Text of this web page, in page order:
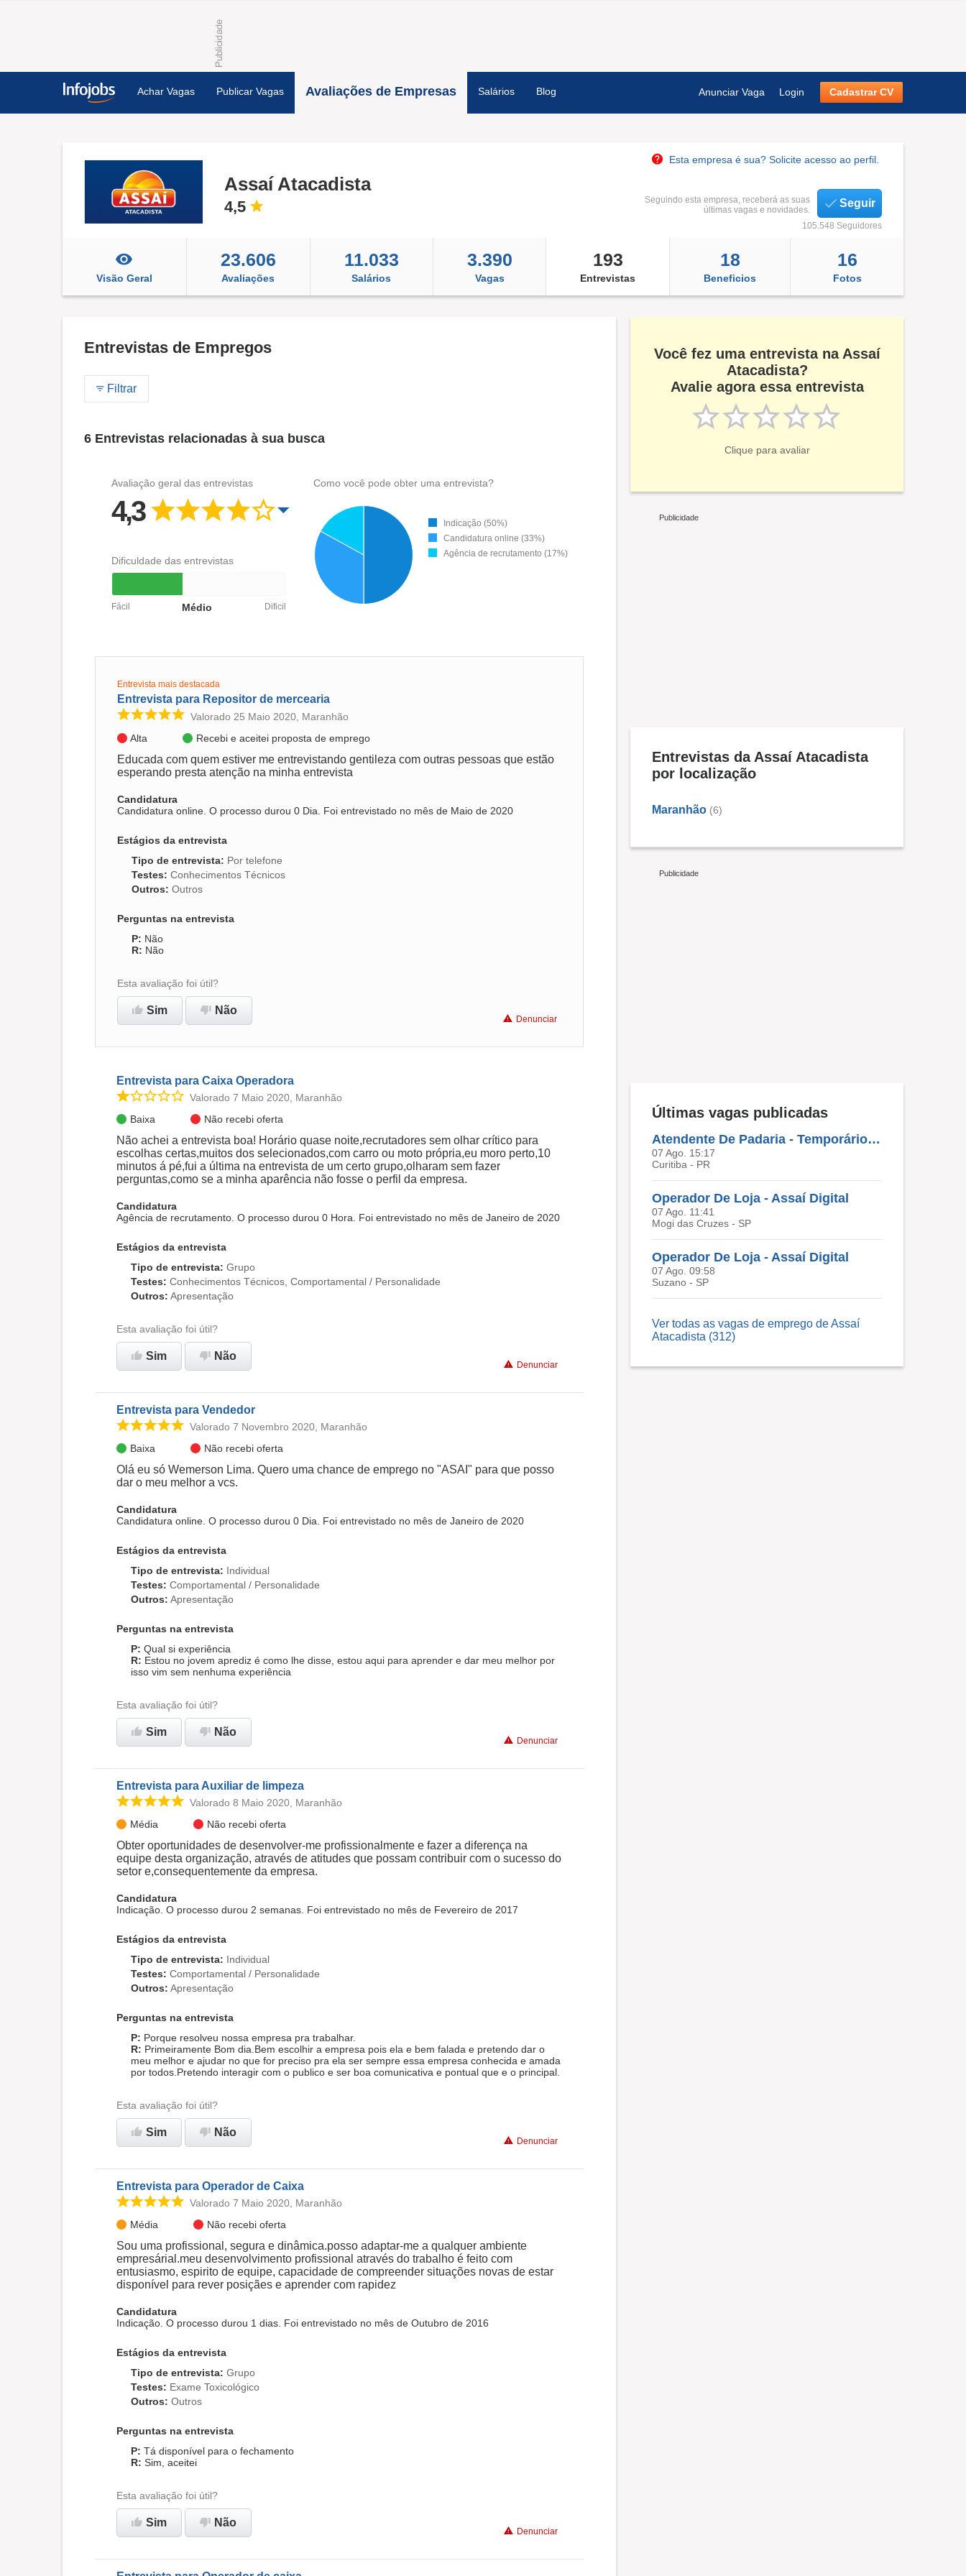
Achar Vagas Publicar Vagas Avaliações de Empresas Salários Blog Anunciar Vaga Login Cadastrar CV
Esta empresa é sua? Solicite acesso ao perfil.
Assaí Atacadista
4,5
Seguindo esta empresa, receberá as suas
últimas vagas e novidades.
Seguir
105.548 Seguidores
Visão Geral
23.606
Avaliações
11.033
Salários
3.390
Vagas
193
Entrevistas
18
Beneficios
16
Fotos
Entrevistas de Empregos
Filtrar
6 Entrevistas relacionadas à sua busca
Avaliação geral das entrevistas
4,3
Dificuldade das entrevistas
Fácil Médio Dificil
Como você pode obter uma entrevista?
Indicação (50%)
Candidatura online (33%)
Agência de recrutamento (17%)
Entrevista mais destacada
Entrevista para Repositor de mercearia
Valorado 25 Maio 2020, Maranhão
Alta
Recebi e aceitei proposta de emprego
Educada com quem estiver me entrevistando gentileza com outras pessoas que estão
esperando presta atenção na minha entrevista
Candidatura
Candidatura online. O processo durou 0 Dia. Foi entrevistado no mês de Maio de 2020
Estágios da entrevista
Tipo de entrevista: Por telefone
Testes: Conhecimentos Técnicos
Outros: Outros
Perguntas na entrevista
Não
Não
Esta avaliação foi útil?
Sim Não
Denunciar
Entrevista para Caixa Operadora
Valorado 7 Maio 2020, Maranhão
Baixa
Não recebi oferta
Não achei a entrevista boa! Horário quase noite,recrutadores sem olhar crítico para
escolhas certas,muitos dos selecionados,com carro ou moto própria,eu moro perto,10
minutos á pé,fui a última na entrevista de um certo grupo,olharam sem fazer
perguntas,como se a minha aparência não fosse o perfil da empresa.
Candidatura
Agência de recrutamento. O processo durou 0 Hora. Foi entrevistado no mês de Janeiro de 2020
Estágios da entrevista
Tipo de entrevista: Grupo
Testes: Conhecimentos Técnicos, Comportamental / Personalidade
Outros: Apresentação
Esta avaliação foi útil?
Sim Não
Denunciar
Entrevista para Vendedor
Valorado 7 Novembro 2020, Maranhão
Baixa
Não recebi oferta
Olá eu só Wemerson Lima. Quero uma chance de emprego no "ASAI" para que posso
dar o meu melhor a vcs.
Candidatura
Candidatura online. O processo durou 0 Dia. Foi entrevistado no mês de Janeiro de 2020
Estágios da entrevista
Tipo de entrevista: Individual
Testes: Comportamental / Personalidade
Outros: Apresentação
Perguntas na entrevista
Qual si experiência
Estou no jovem aprediz é como lhe disse, estou aqui para aprender e dar meu melhor por
isso vim sem nenhuma experiência
Esta avaliação foi útil?
Sim Não
Denunciar
Entrevista para Auxiliar de limpeza
Valorado 8 Maio 2020, Maranhão
Média
Não recebi oferta
Obter oportunidades de desenvolver-me profissionalmente e fazer a diferença na
equipe desta organização, através de atitudes que possam contribuir com o sucesso do
setor e,consequentemente da empresa.
Candidatura
Indicação. O processo durou 2 semanas. Foi entrevistado no mês de Fevereiro de 2017
Estágios da entrevista
Tipo de entrevista: Individual
Testes: Comportamental / Personalidade
Outros: Apresentação
Perguntas na entrevista
Porque resolveu nossa empresa pra trabalhar.
Primeiramente Bom dia.Bem escolhir a empresa pois ela e bem falada e pretendo dar o
meu melhor e ajudar no que for preciso pra ela ser sempre essa empresa conhecida e amada
por todos.Pretendo interagir com o publico e ser boa comunicativa e pontual que e o principal.
Esta avaliação foi útil?
Sim Não
Denunciar
Entrevista para Operador de Caixa
Valorado 7 Maio 2020, Maranhão
Média
Não recebi oferta
Sou uma profissional, segura e dinâmica.posso adaptar-me a qualquer ambiente
empresárial.meu desenvolvimento profissional através do trabalho é feito com
entusiasmo, espirito de equipe, capacidade de compreender situações novas de estar
disponível para rever posiçães e aprender com rapidez
Candidatura
Indicação. O processo durou 1 dias. Foi entrevistado no mês de Outubro de 2016
Estágios da entrevista
Tipo de entrevista: Grupo
Testes: Exame Toxicológico
Outros: Outros
Perguntas na entrevista
Tá disponível para o fechamento
Sim, aceitei
Esta avaliação foi útil?
Sim Não
Denunciar
Você fez uma entrevista na Assaí
Atacadista?
Avalie agora essa entrevista
Clique para avaliar
Entrevistas da Assaí Atacadista
por localização
Maranhão (6)
Últimas vagas publicadas
Atendente De Padaria - Temporário (Alto Da XV)
07 Ago. 15:17
Curitiba - PR
Operador De Loja - Assaí Digital
07 Ago. 11:41
Mogi das Cruzes - SP
Operador De Loja - Assaí Digital
07 Ago. 09:58
Suzano - SP
Ver todas as vagas de emprego de Assaí
Atacadista (312)